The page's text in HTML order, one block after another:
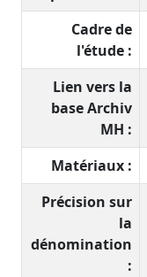
Cadre de
l'étude :
Lien vers la
base Archiv
MH :
Matériaux :
Précision sur
la
dénomination
: